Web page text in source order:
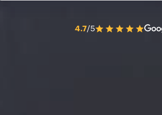
4.7/5